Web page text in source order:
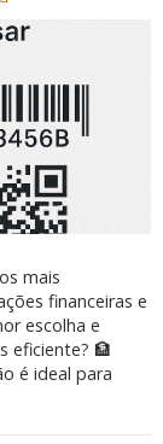
mais
financeiras e
escolha e
eficiente? 🏦
é ideal para